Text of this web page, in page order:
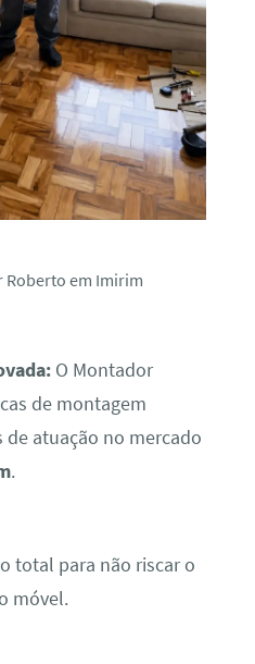
Roberto em Imirim
O Montador
de montagem
de atuação no mercado
.
total para não riscar o
móvel.